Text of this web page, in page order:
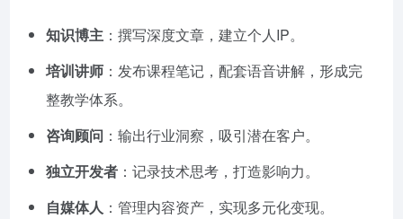
知识博主 ：撰写深度文章，建立个人IP。
培训讲师 ：发布课程笔记，配套语音讲解，形成完
整教学体系。
咨询顾问 ：输出行业洞察，吸引潜在客户。
独立开发者 ：记录技术思考，打造影响力。
自媒体人 ：管理内容资产，实现多元化变现。